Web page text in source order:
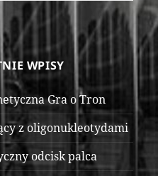
WPISY
Gra o Tron
z oligonukleotydami
odcisk palca